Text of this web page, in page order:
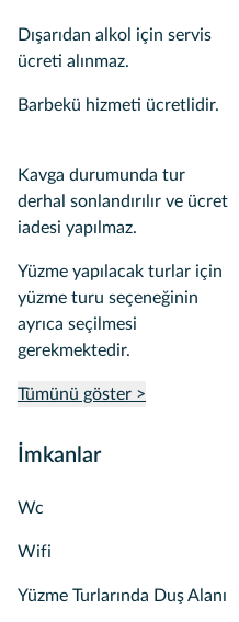
Dışarıdan alkol için servis
ücreti alınmaz.
Barbekü hizmeti ücretlidir.
Kavga durumunda tur
derhal sonlandırılır ve ücret
iadesi yapılmaz.
Yüzme yapılacak turlar için
yüzme turu seçeneğinin
ayrıca seçilmesi
gerekmektedir.
Tümünü göster >
İmkanlar
Wc
Wifi
Yüzme Turlarında Duş Alanı